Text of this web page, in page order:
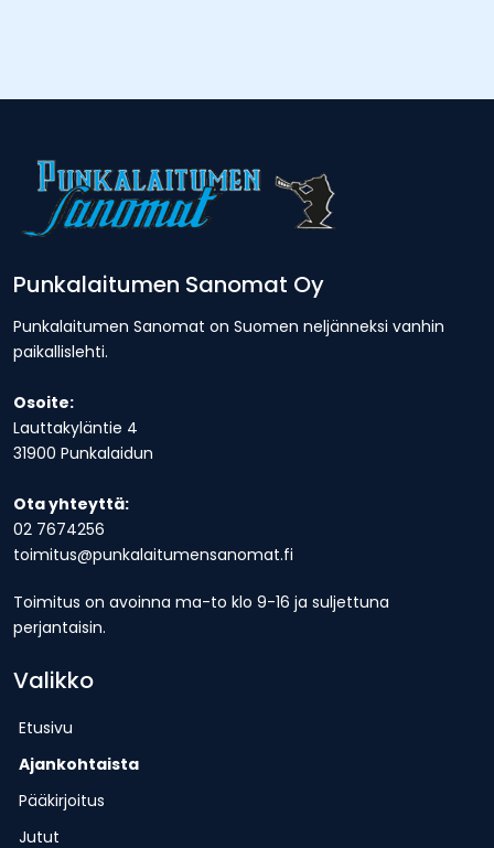
Punkalaitumen Sanomat Oy
Punkalaitumen Sanomat on Suomen neljänneksi vanhin
paikallislehti.
Osoite:
Lauttakyläntie 4
31900 Punkalaidun
Ota yhteyttä:
02 7674256
toimitus@punkalaitumensanomat.fi
Toimitus on avoinna ma-to klo 9-16 ja suljettuna
perjantaisin.
Valikko
Etusivu
Ajankohtaista
Pääkirjoitus
Jutut